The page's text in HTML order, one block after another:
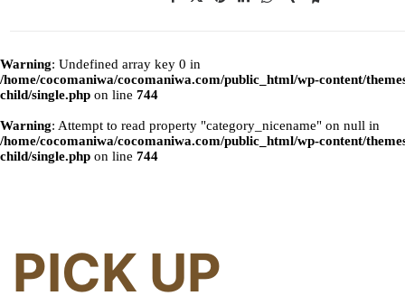
Warning: Undefined array key 0 in
/home/cocomaniwa/cocomaniwa.com/public_html/wp-content/
child/single.php on line 744
Warning: Attempt to read property "category_nicename" on null in
/home/cocomaniwa/cocomaniwa.com/public_html/wp-content/
child/single.php on line 744
PICK UP